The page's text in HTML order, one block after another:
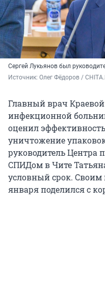
Сергей Лукьянов был
Источник: Олег Фёдоров /
Главный врач
инфекционной
оценил
уничтожение
руководитель Центра
СПИДом в Чите
условный срок.
января поделился с